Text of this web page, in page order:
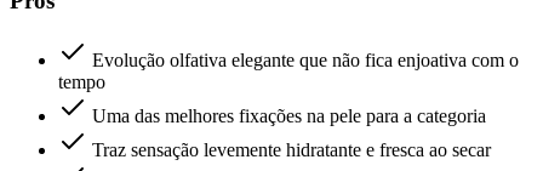
Evolução olfativa elegante que não fica enjoativa com o
tempo
Uma das melhores fixações na pele para a categoria
Traz sensação levemente hidratante e fresca ao secar